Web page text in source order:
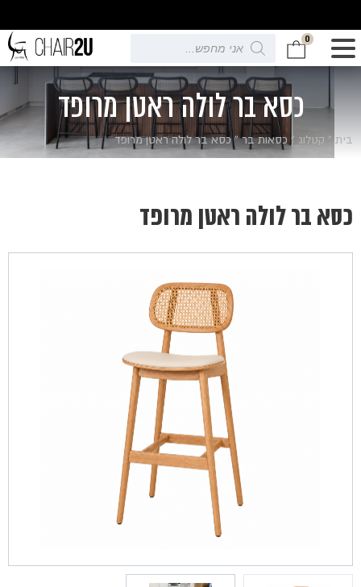
0
Products
search
כסא בר לולה ראטן מרופד
בית » קטלוג » כסאות בר»כסא בר לולה ראטן מרופד
כסא בר לולה ראטן מרופד